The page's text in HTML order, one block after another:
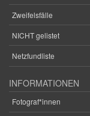
Zweifelsfälle
NICHT gelistet
Netzfundliste
INFORMATIONEN
Fotograf*innen